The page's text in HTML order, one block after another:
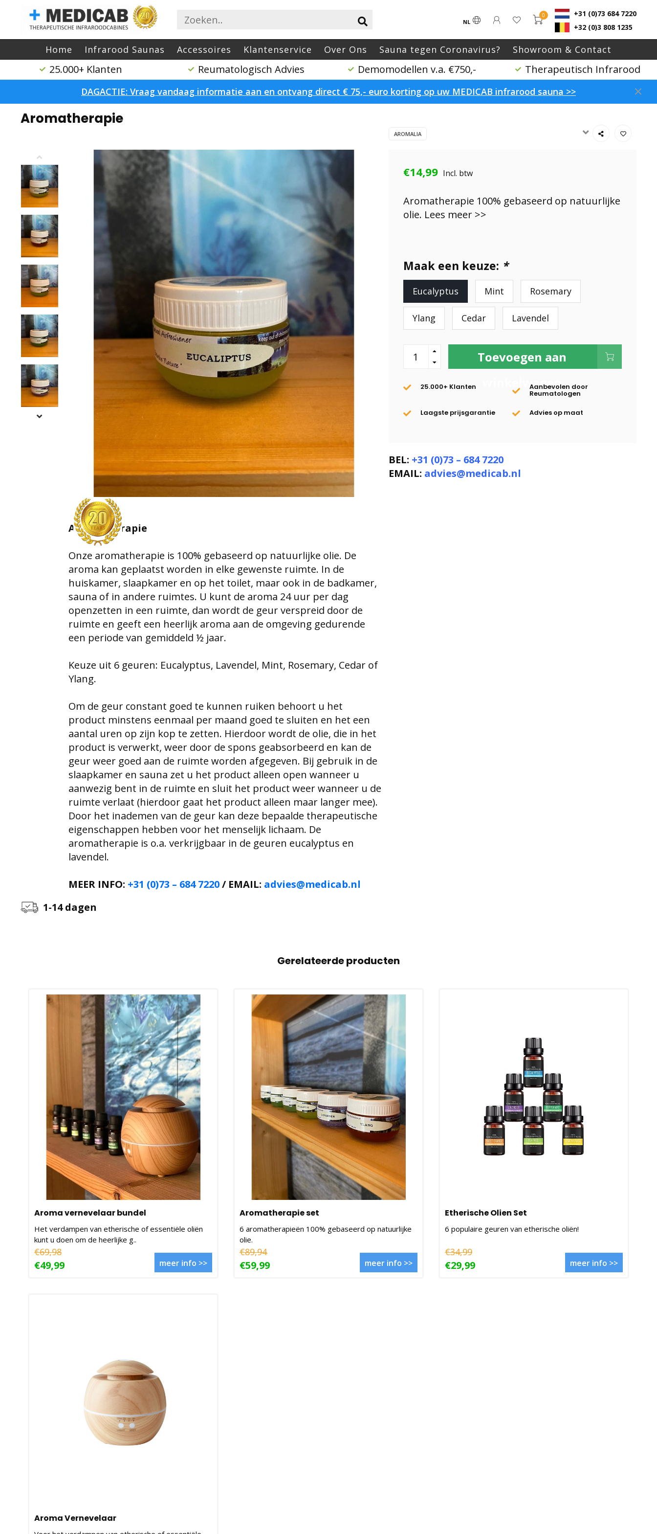
NL
0
+31 (0)73 684 7220
+32 (0)3 808 1235
Home Infrarood Saunas Accessoires Klantenservice Over Ons Sauna tegen Coronavirus? Showroom & Contact
25.000+ Klanten Reumatologisch Advies Demomodellen v.a. €750,- Therapeutisch Infrarood
DAGACTIE: Vraag vandaag informatie aan en ontvang direct € 75,- euro korting op uw MEDICAB infrarood sauna >>
Aromatherapie
AROMALIA
Aromatherapie
Onze aromatherapie is 100% gebaseerd op natuurlijke olie. De
aroma kan geplaatst worden in elke gewenste ruimte. In de
huiskamer, slaapkamer en op het toilet, maar ook in de badkamer,
sauna of in andere ruimtes. U kunt de aroma 24 uur per dag
openzetten in een ruimte, dan wordt de geur verspreid door de
ruimte en geeft een heerlijk aroma aan de omgeving gedurende
een periode van gemiddeld ½ jaar.
Keuze uit 6 geuren: Eucalyptus, Lavendel, Mint, Rosemary, Cedar of
Ylang.
Om de geur constant goed te kunnen ruiken behoort u het
product minstens eenmaal per maand goed te sluiten en het een
aantal uren op zijn kop te zetten. Hierdoor wordt de olie, die in het
product is verwerkt, weer door de spons geabsorbeerd en kan de
geur weer goed aan de ruimte worden afgegeven. Bij gebruik in de
slaapkamer en sauna zet u het product alleen open wanneer u
aanwezig bent in de ruimte en sluit het product weer wanneer u de
ruimte verlaat (hierdoor gaat het product alleen maar langer mee).
Door het inademen van de geur kan deze bepaalde therapeutische
eigenschappen hebben voor het menselijk lichaam. De
aromatherapie is o.a. verkrijgbaar in de geuren eucalyptus en
lavendel.
MEER INFO: +31 (0)73 – 684 7220 / EMAIL: advies@medicab.nl
€14,99 Incl. btw
Aromatherapie 100% gebaseerd op natuurlijke
olie. Lees meer >>
Maak een keuze: *
Eucalyptus Mint Rosemary
Ylang Cedar Lavendel
Toevoegen aan
winkelwagen
25.000+ Klanten Aanbevolen door
Reumatologen
Laagste prijsgarantie Advies op maat
BEL: +31 (0)73 – 684 7220
EMAIL: advies@medicab.nl
1-14 dagen
Gerelateerde producten
Aroma vernevelaar bundel
Het verdampen van etherische of essentiële oliën
kunt u doen om de heerlijke g..
€69,98
€49,99 meer info >>
Aromatherapie set
6 aromatherapieën 100% gebaseerd op natuurlijke
olie.
€89,94
€59,99 meer info >>
Etherische Olien Set
6 populaire geuren van etherische oliën!
€34,99
€29,99 meer info >>
Aroma Vernevelaar